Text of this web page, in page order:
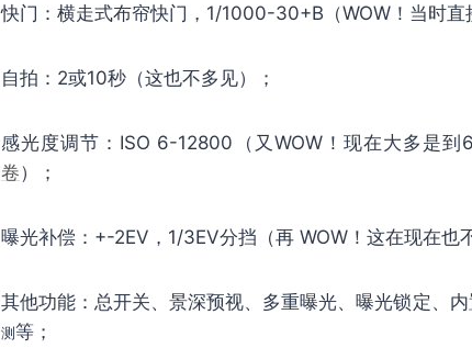
快门：横走式布帘快门，1/1000-30+B（WOW！当时
自拍：2或10秒（这也不多见）；
感光度调节：ISO 6-12800（又WOW！现在大多是
卷）；
曝光补偿：+-2EV，1/3EV分挡（再 WOW！这在现在也
其他功能：总开关、景深预视、多重曝光、曝光锁定、
测等；